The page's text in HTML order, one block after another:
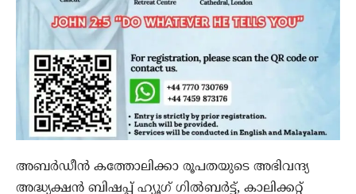
അബർഡീൻ കത്തോലിക്കാ രൂപതയുടെ അഭിവന്ദ്യ
അദ്ധ്യക്ഷൻ ബിഷപ്പ് ഹ്യൂഗ് ഗിൽബർട്ട്, കാലിക്കറ്റ്